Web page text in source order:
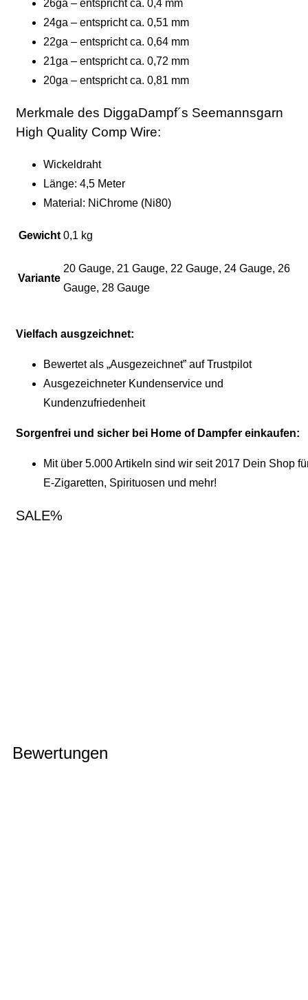
26ga – entspricht ca. 0,4 mm
24ga – entspricht ca. 0,51 mm
22ga – entspricht ca. 0,64 mm
21ga – entspricht ca. 0,72 mm
20ga – entspricht ca. 0,81 mm
Merkmale des DiggaDampf´s Seemannsgarn
High Quality Comp Wire:
Wickeldraht
Länge: 4,5 Meter
Material: NiChrome (Ni80)
Gewicht 0,1 kg
Variante
20 Gauge, 21 Gauge, 22 Gauge, 24 Gauge, 26
Gauge, 28 Gauge
Vielfach ausgzeichnet:
Bewertet als „Ausgezeichnet” auf Trustpilot
Ausgezeichneter Kundenservice und
Kundenzufriedenheit
Sorgenfrei und sicher bei Home of Dampfer einkaufen:
Mit über 5.000 Artikeln sind wir seit 2017 Dein Shop
E-Zigaretten, Spirituosen und mehr!
SALE%
Bewertungen